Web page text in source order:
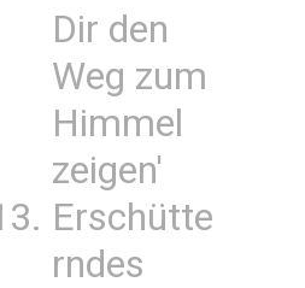
Dir den
Weg zum
Himmel
zeigen'
Erschütte
rndes